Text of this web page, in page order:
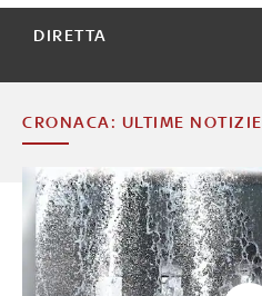
DIRETTA
CRONACA: ULTIME NOTIZIE